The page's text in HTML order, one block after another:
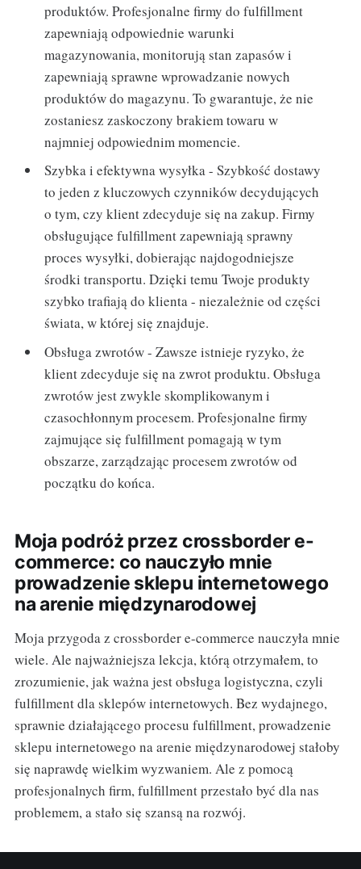
produktów. Profesjonalne firmy do fulfillment
zapewniają odpowiednie warunki
magazynowania, monitorują stan zapasów i
zapewniają sprawne wprowadzanie nowych
produktów do magazynu. To gwarantuje, że nie
zostaniesz zaskoczony brakiem towaru w
najmniej odpowiednim momencie.
Szybka i efektywna wysyłka - Szybkość dostawy
to jeden z kluczowych czynników decydujących
o tym, czy klient zdecyduje się na zakup. Firmy
obsługujące fulfillment zapewniają sprawny
proces wysyłki, dobierając najdogodniejsze
środki transportu. Dzięki temu Twoje produkty
szybko trafiają do klienta - niezależnie od części
świata, w której się znajduje.
Obsługa zwrotów - Zawsze istnieje ryzyko, że
klient zdecyduje się na zwrot produktu. Obsługa
zwrotów jest zwykle skomplikowanym i
czasochłonnym procesem. Profesjonalne firmy
zajmujące się fulfillment pomagają w tym
obszarze, zarządzając procesem zwrotów od
początku do końca.
Moja podróż przez crossborder e-
commerce: co nauczyło mnie
prowadzenie sklepu internetowego
na arenie międzynarodowej
Moja przygoda z crossborder e-commerce nauczyła mnie
wiele. Ale najważniejsza lekcja, którą otrzymałem, to
zrozumienie, jak ważna jest obsługa logistyczna, czyli
fulfillment dla sklepów internetowych. Bez wydajnego,
sprawnie działającego procesu fulfillment, prowadzenie
sklepu internetowego na arenie międzynarodowej stałoby
się naprawdę wielkim wyzwaniem. Ale z pomocą
profesjonalnych firm, fulfillment przestało być dla nas
problemem, a stało się szansą na rozwój.